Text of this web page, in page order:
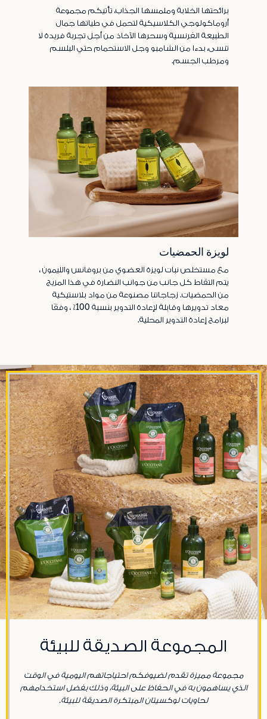
برائحتها الخلابة وملمسها الجذاب، تأتيكم مجموعة
أروماكولوجي الكلاسيكية لتحمل في طياتها جمال
الطبيعة الفرنسية وسحرها الآخاذ من أجل تجربة فريدة لا
تنسى، بدءا من الشامبو وجل الاستحمام حتي البلسم
ومرطب الجسم.
لويزة الحمضيات
مع مستخلص نبات لويزة العضوي من بروفانس والليمون ،
يتم التقاط كل جانب من جوانب النضارة في هذا المزيج
من الحمضيات. زجاجاتنا مصنوعة من مواد بلاستيكية
معاد تدويرها وقابلة لإعادة التدوير بنسبة 100٪ ، وفقًا
لبرامج إعادة التدوير المحلية.
المجموعة الصديقة للبيئة
مجموعة مميزة تقدم لضيوفكم احتياجاتهم اليومية في الوقت
الذي يساهمون به في الحفاظ على البيئة، وذلك بفضل استخدامهم
لحاويات لوكسيتان المبتكرة الصديقة للبيئة.